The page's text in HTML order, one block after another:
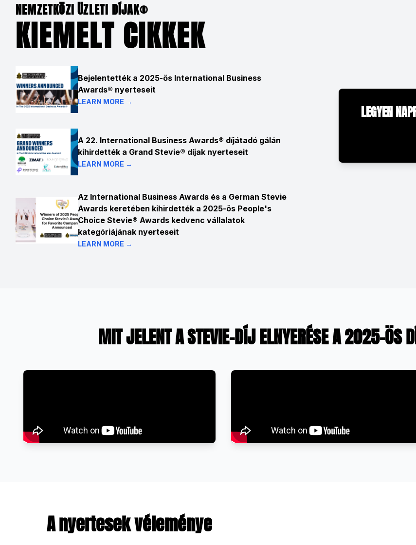
NEMZETKÖZI ÜZLETI DÍJAK®
KIEMELT CIKKEK
Bejelentették a 2025-ös International Business
Awards® nyerteseit
LEARN MORE →
A 22. International Business Awards® díjátadó gálán
kihirdették a Grand Stevie® díjak nyerteseit
LEARN MORE →
Az International Business Awards és a German Stevie
Awards keretében kihirdették a 2025-ös People's
Choice Stevie® Awards kedvenc vállalatok
kategóriájának nyerteseit
LEARN MORE →
LEGYEN
MIT JELENT A STEVIE-DÍJ ELNYERÉSE A 2025-ÖS
A nyertesek véleménye